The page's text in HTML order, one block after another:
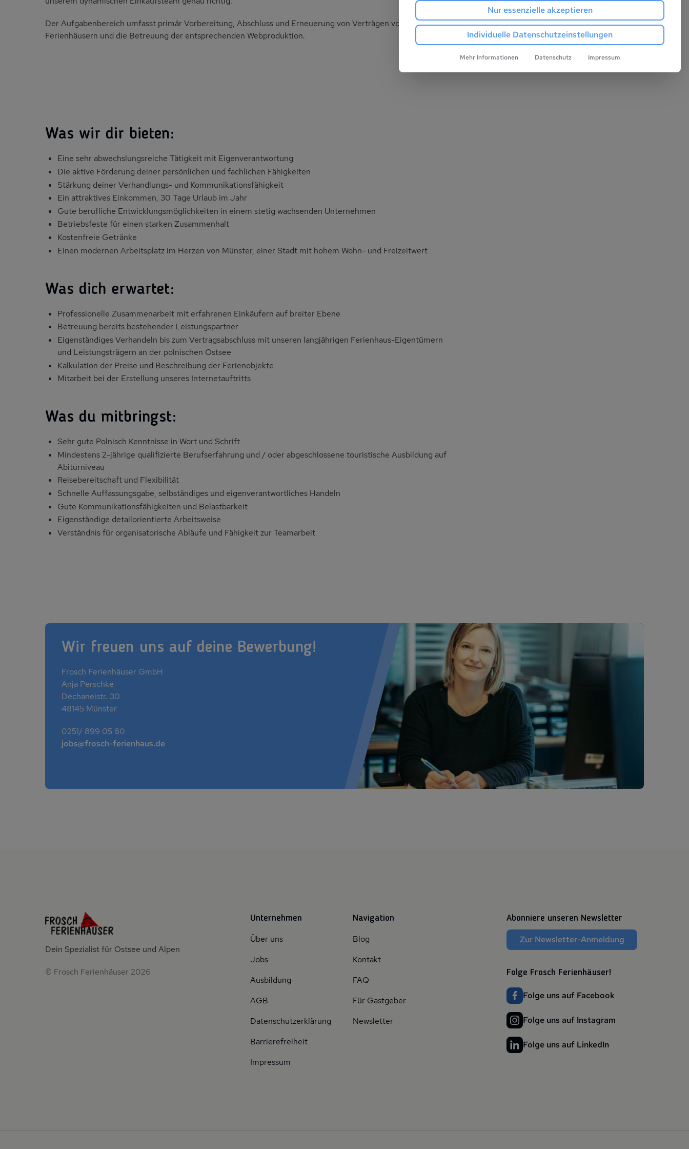
Der Aufgabenbereich umfasst primär Vorbereitung, Abschluss und Erneuerung von Verträgen von individuellen
Ferienhäusern und die Betreuung der entsprechenden Webproduktion.
Was wir dir bieten:
Eine sehr abwechslungsreiche Tätigkeit mit Eigenverantwortung
Die aktive Förderung deiner persönlichen und fachlichen Fähigkeiten
Stärkung deiner Verhandlungs- und Kommunikationsfähigkeit
Ein attraktives Einkommen, 30 Tage Urlaub im Jahr
Gute berufliche Entwicklungsmöglichkeiten in einem stetig wachsenden Unternehmen
Betriebsfeste für einen starken Zusammenhalt
Kostenfreie Getränke
Einen modernen Arbeitsplatz im Herzen von Münster, einer Stadt mit hohem Wohn- und Freizeitwert
Was dich erwartet:
Professionelle Zusammenarbeit mit erfahrenen Einkäufern auf breiter Ebene
Betreuung bereits bestehender Leistungspartner
Eigenständiges Verhandeln bis zum Vertragsabschluss mit unseren langjährigen Ferienhaus-Eigentümern
und Leistungsträgern an der polnischen Ostsee
Kalkulation der Preise und Beschreibung der Ferienobjekte
Mitarbeit bei der Erstellung unseres Internetauftritts
Was du mitbringst:
Sehr gute Polnisch Kenntnisse in Wort und Schrift
Mindestens 2-jährige qualifizierte Berufserfahrung und / oder abgeschlossene touristische Ausbildung auf
Abiturniveau
Reisebereitschaft und Flexibilität
Schnelle Auffassungsgabe, selbständiges und eigenverantwortliches Handeln
Gute Kommunikationsfähigkeiten und Belastbarkeit
Eigenständige detailorientierte Arbeitsweise
Verständnis für organisatorische Abläufe und Fähigkeit zur Teamarbeit
Wir freuen uns auf deine Bewerbung!
Frosch Ferienhäuser GmbH
Anja Perschke
Dechaneistr. 30
48145 Münster
0251/ 899 05 80
jobs@frosch-ferienhaus.de
Dein Spezialist für Ostsee und Alpen
© Frosch Ferienhäuser 2026
Unternehmen
Über uns
Jobs
Ausbildung
AGB
Datenschutzerklärung
Barrierefreiheit
Impressum
Navigation
Blog
Kontakt
FAQ
Für Gastgeber
Newsletter
Abonniere unseren Newsletter
Zur Newsletter-Anmeldung
Folge Frosch Ferienhäuser!
Folge uns auf Facebook
Folge uns auf Instagram
Folge uns auf LinkedIn
Nur essenzielle akzeptieren
Individuelle Datenschutzeinstellungen
Mehr Informationen Datenschutz Impressum